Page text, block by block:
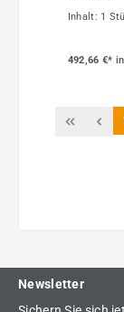
Inhalt: 1
492,66 €*
Newsletter